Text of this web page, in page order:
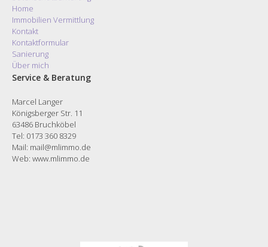
Home
Immobilien Vermittlung
Kontakt
Kontaktformular
Sanierung
Über mich
Service & Beratung
Marcel Langer
Königsberger Str. 11
63486 Bruchköbel
Tel: 0173 360 8329
Mail: mail@mlimmo.de
Web: www.mlimmo.de